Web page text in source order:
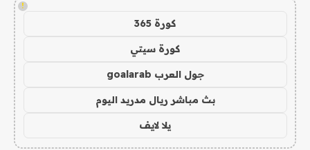
!
كورة 365
كورة سيتي
جول العرب goalarab
بث مباشر ريال مدريد اليوم
يلا لايف